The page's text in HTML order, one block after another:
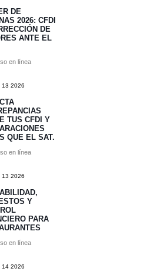
DE
2026: CFDI
DE
ANTE EL
en línea
13 2026
TUS CFDI Y
QUE EL SAT.
en línea
13 2026
Y
PARA
en línea
14 2026